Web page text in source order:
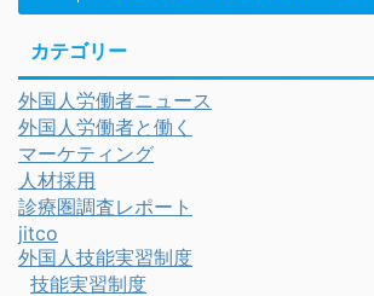
カテゴリー
外国人労働者ニュース
外国人労働者と働く
マーケティング
人材採用
診療圏調査レポート
jitco
外国人技能実習制度
技能実習制度